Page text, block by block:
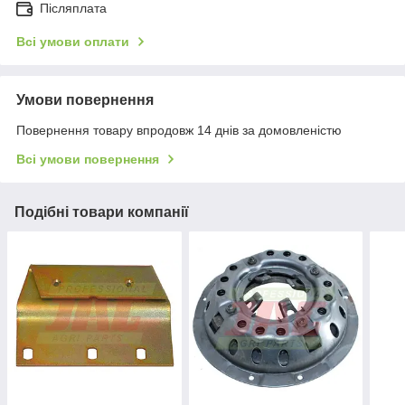
Післяплата
Всі умови оплати
Умови повернення
Повернення товару впродовж 14 днів за домовленістю
Всі умови повернення
Подібні товари компанії